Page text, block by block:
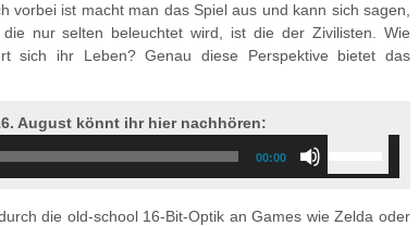
vorbei ist macht man das Spiel aus und kann sich sagen,
nur selten beleuchtet wird, ist die der Zivilisten. Wie
sich ihr Leben? Genau diese Perspektive bietet das
August könnt ihr hier nachhören:
00:00
keys
die old-school 16-Bit-Optik an Games wie Zelda oder